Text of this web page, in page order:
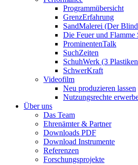
Programmübersicht
GrenzErfahrung
SandMalerei (Der
Die Feuer und Flamme
ProminentenTalk
SuchZeiten
SchuhWerk (3
SchwerKraft
Videofilm
Neu produzieren lassen
Nutzungsrechte
Über uns
Das Team
Ehrenämter & Partner
Downloads PDF
Download Instrumente
Referenzen
Forschungsprojekte